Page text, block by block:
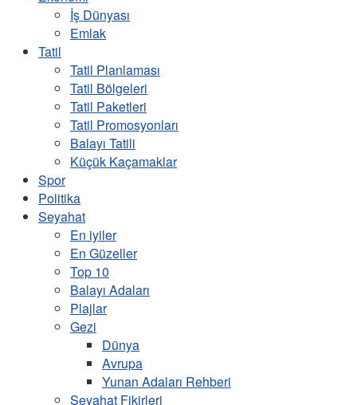
İş Dünyası
Emlak
Tatil
Tatil Planlaması
Tatil Bölgeleri
Tatil Paketleri
Tatil Promosyonları
Balayı Tatili
Küçük Kaçamaklar
Spor
Politika
Seyahat
En iyiler
En Güzeller
Top 10
Balayı Adaları
Plajlar
Gezi
Dünya
Avrupa
Yunan Adaları Rehberi
Seyahat Fikirleri